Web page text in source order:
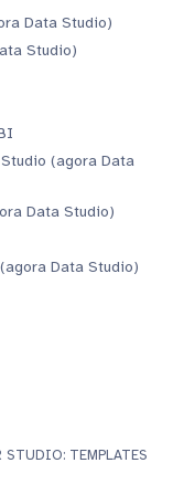
Data Studio)
Studio)
(agora Data
Data Studio)
Data Studio)
STUDIO: TEMPLATES